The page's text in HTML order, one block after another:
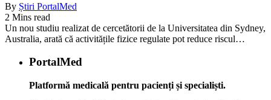
By Știri PortalMed
2 Mins read
Un nou studiu realizat de cercetătorii de la Universitatea din Sydney,
Australia, arată că activitățile fizice regulate pot reduce riscul…
PortalMed
Platformă medicală pentru pacienți și specialiști.